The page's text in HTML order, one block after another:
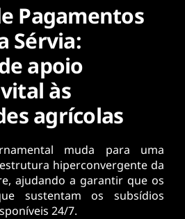
Pagamentos
Sérvia:
apoio
às
agrícolas
muda para uma
hiperconvergente da
ajudando a garantir que os
sustentam os subsídios
24/7.